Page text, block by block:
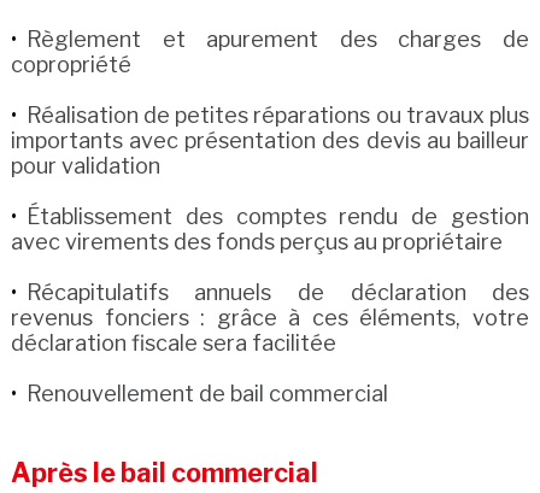
Règlement et apurement des charges de
copropriété
Réalisation de petites réparations ou travaux plus
importants avec présentation des devis au bailleur
pour validation
Établissement des comptes rendu de gestion
avec virements des fonds perçus au propriétaire
Récapitulatifs annuels de déclaration des
revenus fonciers : grâce à ces éléments, votre
déclaration fiscale sera facilitée
Renouvellement de bail commercial
Après le bail commercial